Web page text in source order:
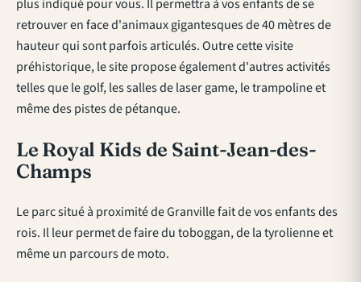
plus indiqué pour vous. Il permettra à vos enfants de se
retrouver en face d'animaux gigantesques de 40 mètres de
hauteur qui sont parfois articulés. Outre cette visite
préhistorique, le site propose également d'autres activités
telles que le golf, les salles de laser game, le trampoline et
même des pistes de pétanque.
Le Royal Kids de Saint-Jean-des-
Champs
Le parc situé à proximité de Granville fait de vos enfants des
rois. Il leur permet de faire du toboggan, de la tyrolienne et
même un parcours de moto.